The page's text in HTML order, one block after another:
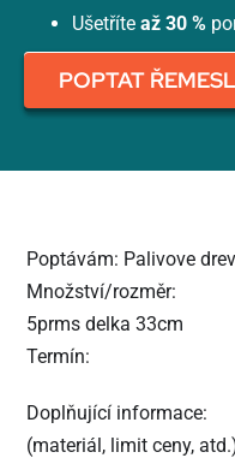
Ušetříte až 30 %
POPTAT
Poptávám: Palivove
Množství/rozměr:
5prms delka 33cm
Termín:
Doplňující informace:
(materiál, limit ceny,